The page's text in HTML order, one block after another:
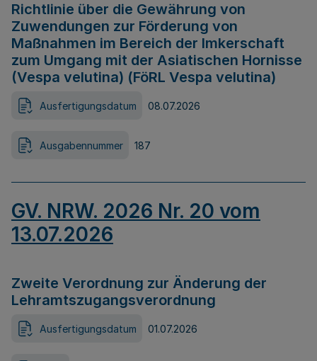
Richtlinie über die Gewährung von
Zuwendungen zur Förderung von
Maßnahmen im Bereich der Imkerschaft
zum Umgang mit der Asiatischen Hornisse
(Vespa velutina) (FöRL Vespa velutina)
Ausfertigungsdatum 08.07.2026
Ausgabennummer 187
GV. NRW. 2026 Nr. 20 vom
13.07.2026
Zweite Verordnung zur Änderung der
Lehramtszugangsverordnung
Ausfertigungsdatum 01.07.2026